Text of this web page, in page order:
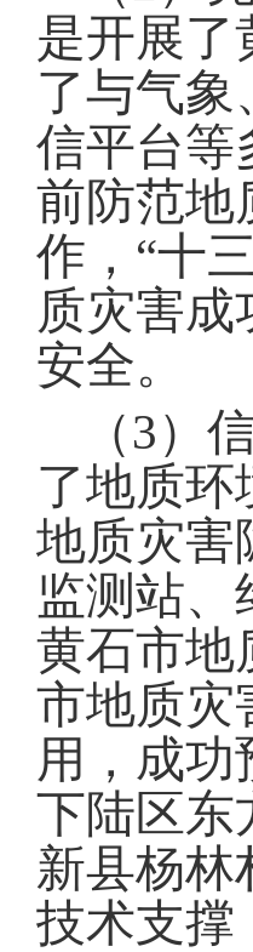
是开展了
了与气象
信平台等
前防范地
作， “十
质灾害成
安全。
（3）
了地质环
地质灾害
监测站
黄石市地
市地质灾
用，成
下陆区东
新县杨林
技术支撑